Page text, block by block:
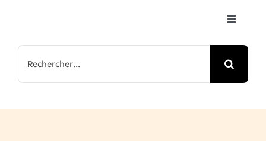
contenu
Toggle
Accueil